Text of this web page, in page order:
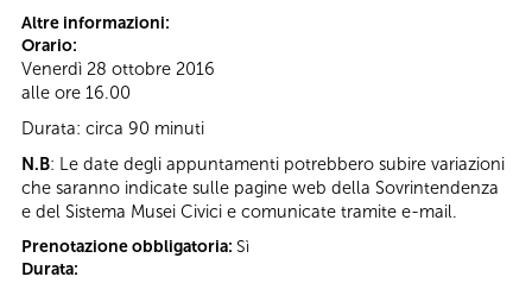
Altre informazioni:
Orario:
Venerdì 28 ottobre 2016
alle ore 16.00
Durata: circa 90 minuti
N.B: Le date degli appuntamenti potrebbero subire variazioni
che saranno indicate sulle pagine web della Sovrintendenza
e del Sistema Musei Civici e comunicate tramite e-mail.
Prenotazione obbligatoria: Sì
Durata: